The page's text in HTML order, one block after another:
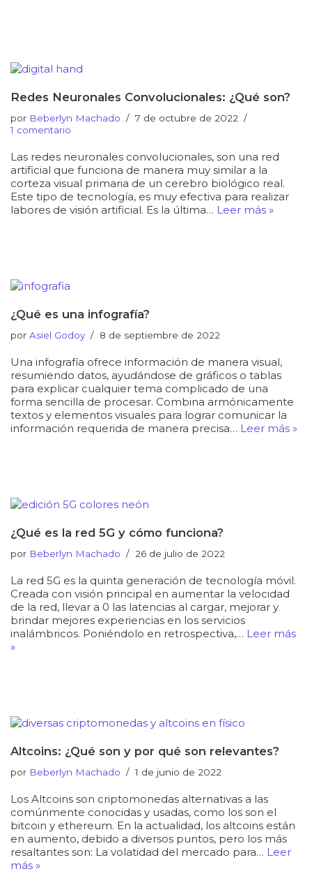
Redes Neuronales Convolucionales: ¿Qué son?
por Beberlyn Machado
7 de octubre de 2022
1 comentario
Las redes neuronales convolucionales, son una red
artificial que funciona de manera muy similar a la
corteza visual primaria de un cerebro biológico real.
Este tipo de tecnología, es muy efectiva para realizar
labores de visión artificial. Es la última… Leer más »
¿Qué es una infografía?
por Asiel Godoy 8 de septiembre de 2022
Una infografía ofrece información de manera visual,
resumiendo datos, ayudándose de gráficos o tablas
para explicar cualquier tema complicado de una
forma sencilla de procesar. Combina armónicamente
textos y elementos visuales para lograr comunicar la
información requerida de manera precisa… Leer más »
¿Qué es la red 5G y cómo funciona?
por Beberlyn Machado 26 de julio de 2022
La red 5G es la quinta generación de tecnología móvil.
Creada con visión principal en aumentar la velocidad
de la red, llevar a 0 las latencias al cargar, mejorar y
brindar mejores experiencias en los servicios
inalámbricos. Poniéndolo en retrospectiva,… Leer más
»
Altcoins: ¿Qué son y por qué son relevantes?
por Beberlyn Machado 1 de junio de 2022
Los Altcoins son criptomonedas alternativas a las
comúnmente conocidas y usadas, como los son el
bitcoin y ethereum. En la actualidad, los altcoins están
en aumento, debido a diversos puntos, pero los más
resaltantes son: La volatidad del mercado para… Leer
más »